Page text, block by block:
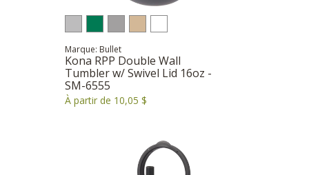
Marque: Bullet
Kona RPP Double Wall
Tumbler w/ Swivel Lid 16oz -
SM-6555
À partir de 10,05 $